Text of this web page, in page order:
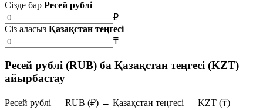
Сізде бар Ресей рублі
₽
Сіз аласыз Қазақстан теңгесі
₸
Ресей рублі (RUB) ба Қазақстан теңгесі (KZT)
айырбастау
Ресей рублі — RUB (₽) → Қазақстан теңгесі — KZT (₸)